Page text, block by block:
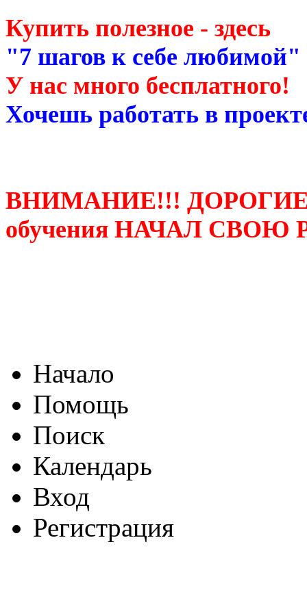
Купить полезное - здесь
"7 шагов к себе
У нас много бесплатного!
Хочешь работать в
ВНИМАНИЕ!!!
обучения НАЧАЛ СВОЮ
Начало
Помощь
Поиск
Календарь
Вход
Регистрация